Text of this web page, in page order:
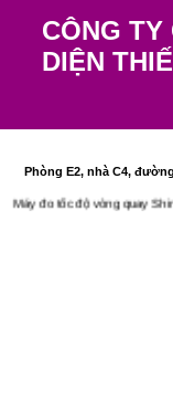
CÔNG
DIỆN
Phòng E2, nhà C4,
đo tốc độ vòng quay Shimpo